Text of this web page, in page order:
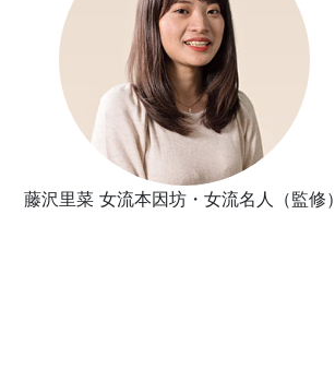
藤沢里菜 女流本因坊・女流名人（監修）